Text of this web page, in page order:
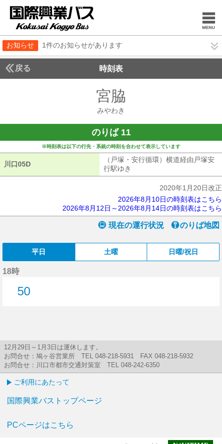
お知らせ 1件のお知らせがあります
戻る 時刻表
宮脇
みやわき
のりば 11
※時刻表は以下の行先・系統の時刻を合わせて表示しています
川口05D
（戸塚・安行循環）横道経由戸塚安
行駅ゆき
2020年1月20日改正
2026年8月10日の時刻表はこちら
2026年8月12日～2026年8月14日の時刻表はこちら
現在の運行状況 のりば地図
平日 土曜 日曜/祝日
18時
50
12月29日～1月3日は運休します。
お問合せ：鳩ヶ谷営業所 TEL 048-218-5931 FAX 048-218-5932
お問合せ：川口市都市交通対策室 TEL 048-242-6350
ご利用にあたって
国際興業バストップページ
PCページはこちら